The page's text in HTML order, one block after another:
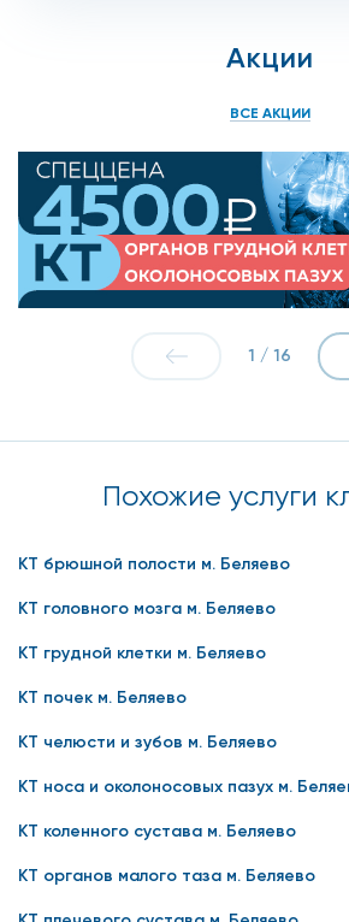
Акции
ВСЕ АКЦИИ
1 / 16
Похожие услуги
КТ брюшной полости м. Беляево
КТ головного мозга м. Беляево
КТ грудной клетки м. Беляево
КТ почек м. Беляево
КТ челюсти и зубов м. Беляево
КТ носа и околоносовых пазух м.
КТ коленного сустава м. Беляево
КТ органов малого таза м. Беляево